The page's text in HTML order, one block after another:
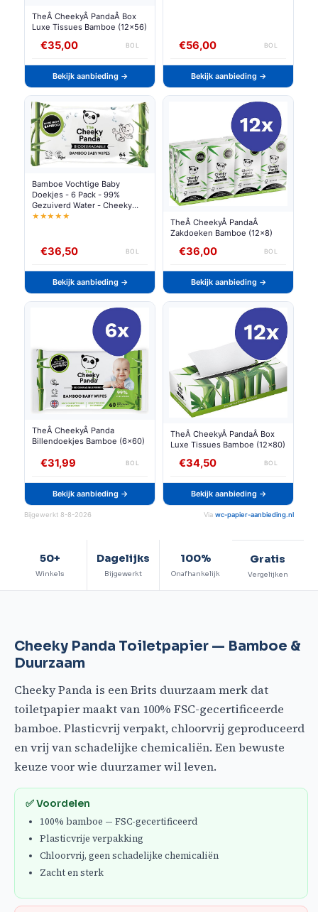
TheÂ CheekyÂ PandaÂ Box
Luxe Tissues Bamboe (12x56)
€35,00 BOL
Bekijk aanbieding →
€56,00 BOL
Bekijk aanbieding →
Bamboe Vochtige Baby
Doekjes - 6 Pack - 99%
Gezuiverd Water - Cheeky
Panda
★★★★★
€36,50 BOL
Bekijk aanbieding →
TheÂ CheekyÂ PandaÂ
Zakdoeken Bamboe (12x8)
€36,00 BOL
Bekijk aanbieding →
TheÂ CheekyÂ Panda
Billendoekjes Bamboe (6x60)
€31,99 BOL
Bekijk aanbieding →
TheÂ CheekyÂ PandaÂ Box
Luxe Tissues Bamboe (12x80)
€34,50 BOL
Bekijk aanbieding →
Bijgewerkt 8-8-2026 Via wc-papier-aanbieding.nl
50+
Winkels
Dagelijks
Bijgewerkt
100%
Onafhankelijk
Gratis
Vergelijken
Cheeky Panda Toiletpapier — Bamboe &
Duurzaam
Cheeky Panda is een Brits duurzaam merk dat
toiletpapier maakt van 100% FSC-gecertificeerde
bamboe. Plasticvrij verpakt, chloorvrij geproduceerd
en vrij van schadelijke chemicaliën. Een bewuste
keuze voor wie duurzamer wil leven.
✅ Voordelen
100% bamboe — FSC-gecertificeerd
Plasticvrije verpakking
Chloorvrij, geen schadelijke chemicaliën
Zacht en sterk